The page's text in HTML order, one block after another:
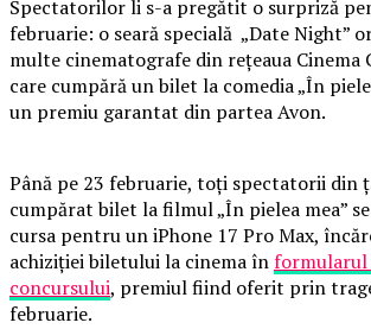
Spectatorilor li s-a pregătit o surpriză
februarie: o seară specială „Date Night”
multe cinematografe din rețeaua Cinema
care cumpără un bilet la comedia „În
un premiu garantat din partea Avon.
Până pe 23 februarie, toți spectatorii din
cumpărat bilet la filmul „În pielea mea”
cursa pentru un iPhone 17 Pro Max,
achiziției biletului la cinema înformularul
concursului, premiul fiind oferit prin
februarie.